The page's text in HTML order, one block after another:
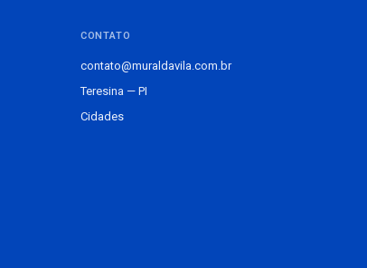
CONTATO
contato@muraldavila.com.br
Teresina — PI
Cidades